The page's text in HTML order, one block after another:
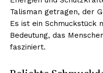
Talisman getragen, der
Es ist ein Schmuckstück
Bedeutung, das
fasziniert.